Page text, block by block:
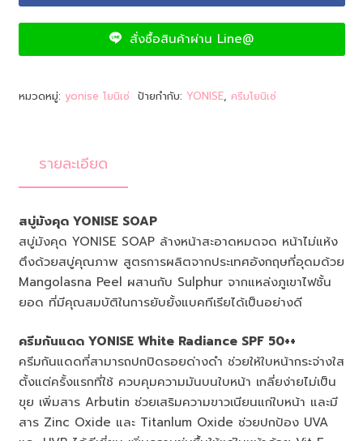
สั่งซื้อสินค้าผ่าน Line@
หมวดหมู่: yonise โยนิเซ่ ป้ายกำกับ: YONISE, ครีมโยนิเซ่
รายละเอียด
สบู่มังคุด YONISE SOAP
สบู่มังคุด YONISE SOAP ล้างหน้าสะอาดหมดจด หน้าไม่แห้ง
ตึงด้วยสบู่คุณภาพ สูตรการผลิตจากประเทศอังกฤษที่อุดมด้วย
Mangolasna Peel ผสานกับ Sulphur จากแหล่งภูเขาไฟชั้น
ยอด ที่มีคุณสมบัติในการยับยั้งแบคทีเรียได้เป็นอย่างดี
ครีมกันแดด YONISE White Radiance SPF 50++
ครีมกันแดดที่สามารถปกปิดรอยด่างดำ ช่วยให้ใบหน้ากระจ่างใส
ตั้งแต่ครั้งแรกที่ใช้ ควบคุมความมันบนใบหน้า เกลี่ยง่ายไม่เป็น
ขุย เพิ่มสาร Arbutin ช่วยเสริมความขาวเนียนแก่ใบหน้า และมี
สาร Zinc Oxide และ Titanlum Oxide ช่วยปกป้อง UVA